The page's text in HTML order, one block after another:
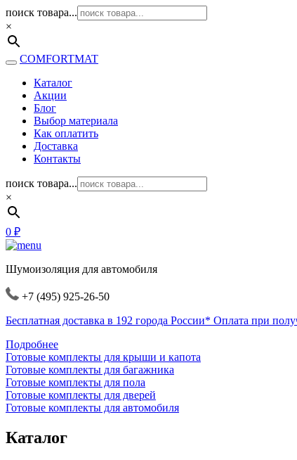
поиск товара...
×
COMFORTMAT
Каталог
Акции
Блог
Выбор материала
Как оплатить
Доставка
Контакты
поиск товара...
×
0 ₽
Шумоизоляция для автомобиля
+7 (495) 925-26-50
Бесплатная доставка в 192 города России* Оплата при
Подробнее
Готовые комплекты для крыши и капота
Готовые комплекты для багажника
Готовые комплекты для пола
Готовые комплекты для дверей
Готовые комплекты для автомобиля
Каталог